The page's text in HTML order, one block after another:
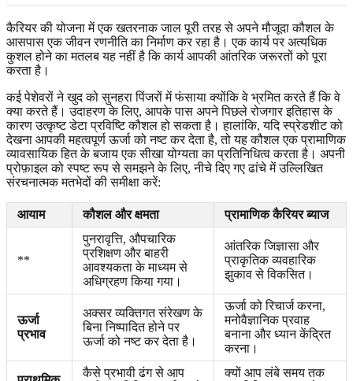
कैरियर की योजना में एक खतरनाक जाल पूरी तरह से अपने मौजूदा कौशल के
आसपास एक जीवन रणनीति का निर्माण कर रहा है। एक कार्य पर अत्यधिक
कुशल होने का मतलब यह नहीं है कि कार्य आपकी आंतरिक जरूरतों को पूरा
करता है।
कई पेशेवरों ने खुद को सुनहरा पिंजरों में फंसाया क्योंकि वे भ्रमित करते हैं कि वे
क्या करते हैं। उदाहरण के लिए, आपके पास अपने पिछले रोजगार इतिहास के
कारण उत्कृष्ट डेटा प्रविष्टि कौशल हो सकता है। हालांकि, यदि स्प्रेडशीट को
देखना आपकी महत्वपूर्ण ऊर्जा को नष्ट कर देता है, तो यह कौशल एक प्रामाणिक
व्यावसायिक हित के बजाय एक सीखा योग्यता का प्रतिनिधित्व करता है। अपनी
प्रोफ़ाइल को स्पष्ट रूप से समझने के लिए, नीचे दिए गए ढांचे में उल्लिखित
संरचनात्मक मतभेदों की समीक्षा करें:
आयाम कौशल और क्षमता प्रामाणिक कैरियर ब्याज
**
पुनरावृत्ति, औपचारिक
प्रशिक्षण और बाहरी
आवश्यकता के माध्यम से
अधिग्रहण किया गया।
आंतरिक जिज्ञासा और
प्राकृतिक व्यवहारिक
झुकाव से विकसित।
ऊर्जा
प्रभाव
अक्सर व्यक्तिगत संरेखण के
बिना निष्पादित होने पर
ऊर्जा को नष्ट कर देता है।
ऊर्जा को रिचार्ज करना,
मनोवैज्ञानिक प्रवाह
बनाना और ध्यान केंद्रित
करना।
कैसे प्रभावी ढंग से आप
क्यों आप लंबे समय तक